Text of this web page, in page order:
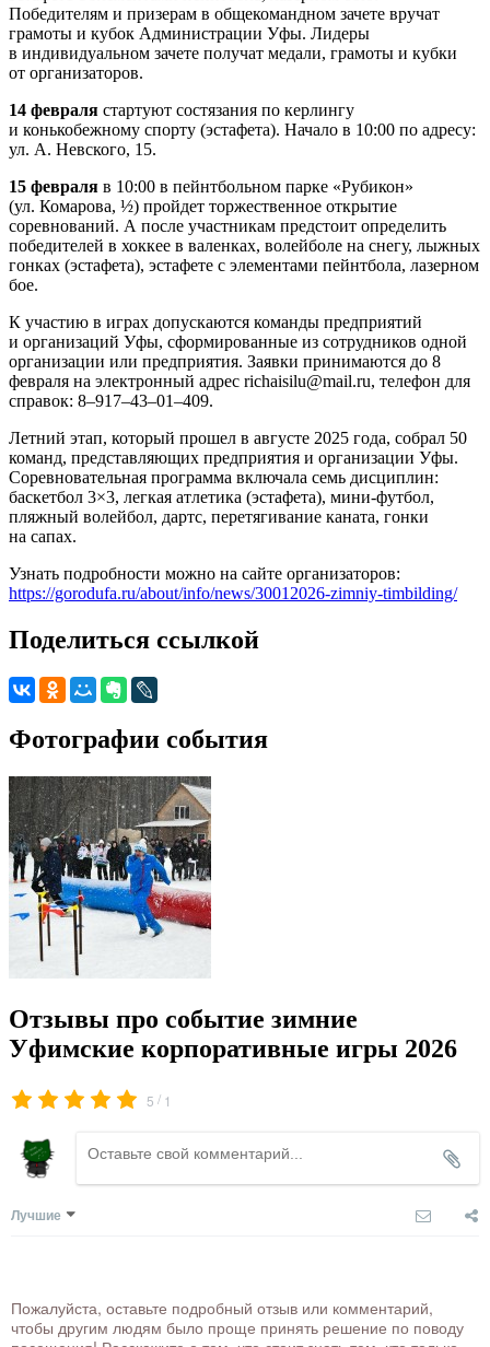
Победителям и призерам в общекомандном зачете вручат
грамоты и кубок Администрации Уфы. Лидеры
в индивидуальном зачете получат медали, грамоты и кубки
от организаторов.
14 февраля стартуют состязания по керлингу
и конькобежному спорту (эстафета). Начало в 10:00 по адресу:
ул. А. Невского, 15.
15 февраля в 10:00 в пейнтбольном парке «Рубикон»
(ул. Комарова, ½) пройдет торжественное открытие
соревнований. А после участникам предстоит определить
победителей в хоккее в валенках, волейболе на снегу, лыжных
гонках (эстафета), эстафете с элементами пейнтбола, лазерном
бое.
К участию в играх допускаются команды предприятий
и организаций Уфы, сформированные из сотрудников одной
организации или предприятия. Заявки принимаются до 8
февраля на электронный адрес richaisilu@mail.ru, телефон для
справок: 8–917–43–01–409.
Летний этап, который прошел в августе 2025 года, собрал 50
команд, представляющих предприятия и организации Уфы.
Соревновательная программа включала семь дисциплин:
баскетбол 3×3, легкая атлетика (эстафета), мини-футбол,
пляжный волейбол, дартс, перетягивание каната, гонки
на сапах.
Узнать подробности можно на сайте организаторов:
https://gorodufa.ru/about/info/news/30012026-zimniy-timbilding/
Поделиться ссылкой
Фотографии события
Отзывы про событие зимние
Уфимские корпоративные игры 2026
5 / 1
Лучшие
Пожалуйста, оставьте подробный отзыв или комментарий,
чтобы другим людям было проще принять решение по поводу